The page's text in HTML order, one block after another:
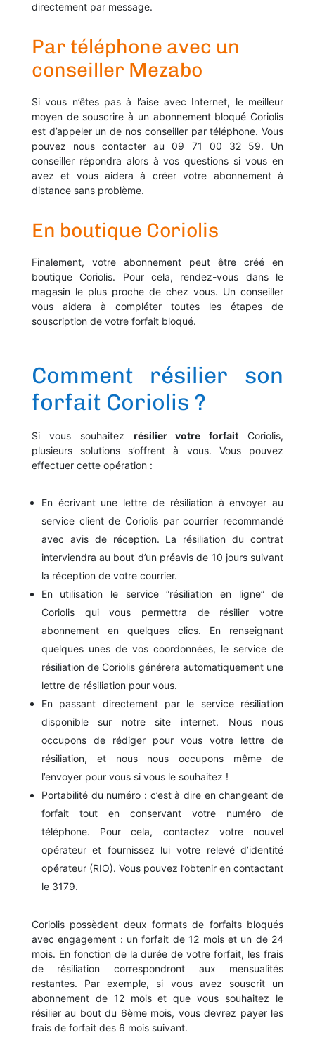
directement par message.
Par téléphone avec un
conseiller Mezabo
Si vous n’êtes pas à l’aise avec Internet, le meilleur
moyen de souscrire à un abonnement bloqué Coriolis
est d’appeler un de nos conseiller par téléphone. Vous
pouvez nous contacter au 09 71 00 32 59. Un
conseiller répondra alors à vos questions si vous en
avez et vous aidera à créer votre abonnement à
distance sans problème.
En boutique Coriolis
Finalement, votre abonnement peut être créé en
boutique Coriolis. Pour cela, rendez-vous dans le
magasin le plus proche de chez vous. Un conseiller
vous aidera à compléter toutes les étapes de
souscription de votre forfait bloqué.
Comment résilier son
forfait Coriolis ?
Si vous souhaitez résilier votre forfait Coriolis,
plusieurs solutions s’offrent à vous. Vous pouvez
effectuer cette opération :
En écrivant une lettre de résiliation à envoyer au
service client de Coriolis par courrier recommandé
avec avis de réception. La résiliation du contrat
interviendra au bout d’un préavis de 10 jours suivant
la réception de votre courrier.
En utilisation le service “résiliation en ligne” de
Coriolis qui vous permettra de résilier votre
abonnement en quelques clics. En renseignant
quelques unes de vos coordonnées, le service de
résiliation de Coriolis générera automatiquement une
lettre de résiliation pour vous.
En passant directement par le service résiliation
disponible sur notre site internet. Nous nous
occupons de rédiger pour vous votre lettre de
résiliation, et nous nous occupons même de
l’envoyer pour vous si vous le souhaitez !
Portabilité du numéro : c’est à dire en changeant de
forfait tout en conservant votre numéro de
téléphone. Pour cela, contactez votre nouvel
opérateur et fournissez lui votre relevé d’identité
opérateur (RIO). Vous pouvez l’obtenir en contactant
le 3179.
Coriolis possèdent deux formats de forfaits bloqués
avec engagement : un forfait de 12 mois et un de 24
mois. En fonction de la durée de votre forfait, les frais
de résiliation correspondront aux mensualités
restantes. Par exemple, si vous avez souscrit un
abonnement de 12 mois et que vous souhaitez le
résilier au bout du 6ème mois, vous devrez payer les
frais de forfait des 6 mois suivant.